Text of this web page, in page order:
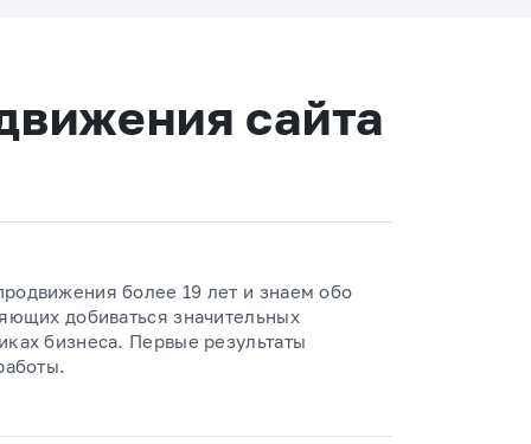
сайта
более 19 лет и знаем обо
добиваться значительных
бизнеса. Первые результаты